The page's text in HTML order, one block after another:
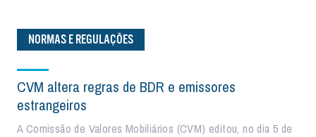
NORMAS E REGULAÇÕES
CVM altera regras de BDR e emissores
estrangeiros
A Comissão de Valores Mobiliários (CVM) editou, no dia 5 de